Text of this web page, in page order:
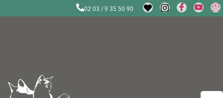
02 03 / 9 35 50 90